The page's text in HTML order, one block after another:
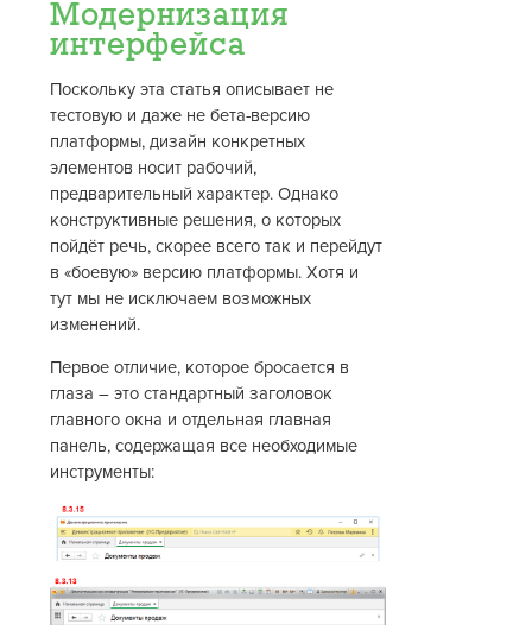
Модернизация
интерфейса
Поскольку эта статья описывает не
тестовую и даже не бета-версию
платформы, дизайн конкретных
элементов носит рабочий,
предварительный характер. Однако
конструктивные решения, о которых
пойдёт речь, скорее всего так и перейдут
в «боевую» версию платформы. Хотя и
тут мы не исключаем возможных
изменений.
Первое отличие, которое бросается в
глаза – это стандартный заголовок
главного окна и отдельная главная
панель, содержащая все необходимые
инструменты: